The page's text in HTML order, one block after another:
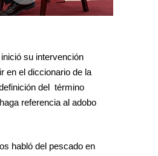
inició su intervención
en el diccionario de la
del término
referencia al adobo
habló del pescado en